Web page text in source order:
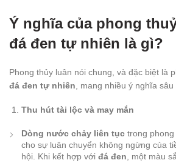
Ý nghĩa của phong
đá đen tự nhiên là gì?
Phong thủy luân nói chung, và đặc biệt là
đá đen tự nhiên, mang nhiều ý nghĩa
Thu hút tài lộc và may mắn
Dòng nước chảy liên tục trong
cho sự luân chuyển không ngừng của
hội. Khi kết hợp với đá đen, một màu